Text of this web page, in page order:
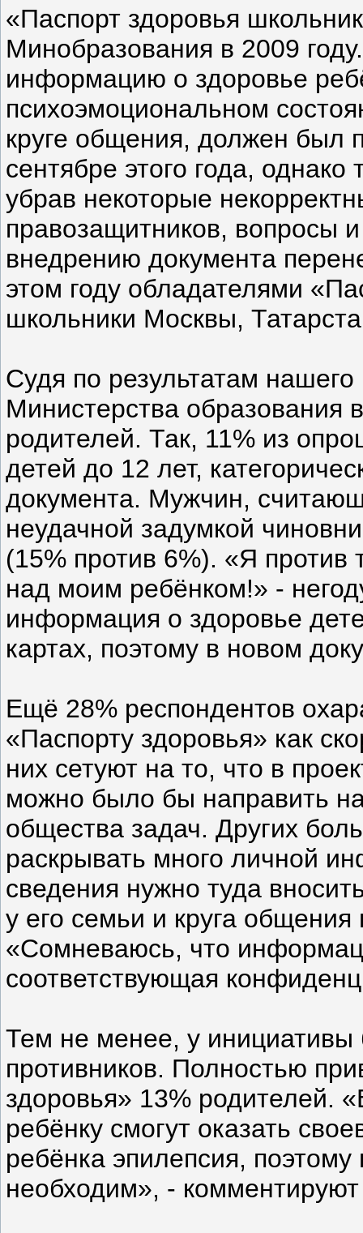
«Паспорт здоровья
Минобразования в 2009
информацию о здоровье
психоэмоциональном
круге общения, должен был
сентябре этого года,
убрав некоторые
правозащитников, вопросы
внедрению документа
этом году обладателями
школьники Москвы,
Судя по результатам
Министерства образования
родителей. Так, 11% из
детей до 12 лет,
документа. Мужчин,
неудачной задумкой
(15% против 6%). «Я против
над моим ребёнком!» -
информация о здоровье
картах, поэтому в новом
Ещё 28% респондентов
«Паспорту здоровья» как
них сетуют на то, что в
можно было бы направить
общества задач. Других
раскрывать много личной
сведения нужно туда
у его семьи и круга общения
«Сомневаюсь, что
соответствующая
Тем не менее, у
противников. Полностью
здоровья» 13% родителей.
ребёнку смогут оказать
ребёнка эпилепсия,
необходим», -